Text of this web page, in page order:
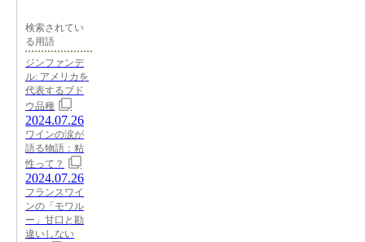
検索されてい
る用語
ジンファンデ
ル: アメリカを
代表するブド
ウ品種
2024.07.26
ワインの涙が
語る物語：粘
性って？
2024.07.26
フランスワイ
ンの「モワル
ー」甘口と勘
違いしない